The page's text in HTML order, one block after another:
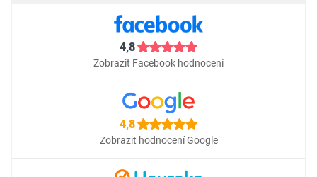
4,8
Zobrazit Facebook hodnocení
4,8
Zobrazit hodnocení Google